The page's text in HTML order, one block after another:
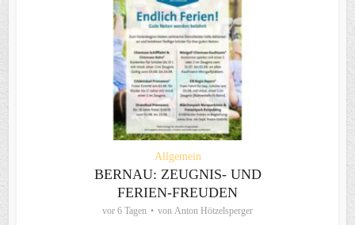
Allgemein
BERNAU: ZEUGNIS- UND
FERIEN-FREUDEN
vor 6 Tagen von Anton Hötzelsperger